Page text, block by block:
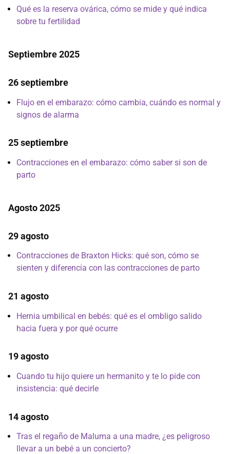
Qué es la reserva ovárica, cómo se mide y qué indica
sobre tu fertilidad
Septiembre 2025
26 septiembre
Flujo en el embarazo: cómo cambia, cuándo es normal y
signos de alarma
25 septiembre
Contracciones en el embarazo: cómo saber si son de
parto
Agosto 2025
29 agosto
Contracciones de Braxton Hicks: qué son, cómo se
sienten y diferencia con las contracciones de parto
21 agosto
Hernia umbilical en bebés: qué es el ombligo salido
hacia fuera y por qué ocurre
19 agosto
Cuando tu hijo quiere un hermanito y te lo pide con
insistencia: qué decirle
14 agosto
Tras el regaño de Maluma a una madre, ¿es peligroso
llevar a un bebé a un concierto?